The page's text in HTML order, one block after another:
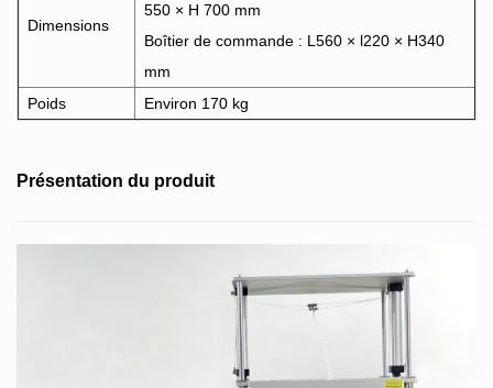
Dimensions
550 × H 700 mm
Boîtier de commande : L560 × l220 × H340
mm
Poids
Environ 170 kg
Présentation du produit